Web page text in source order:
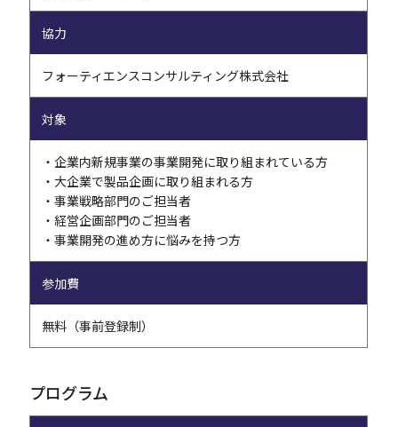
協力
フォーティエンスコンサルティング株式会社
対象
・企業内新規事業の事業開発に取り組まれている方
・大企業で製品企画に取り組まれる方
・事業戦略部門のご担当者
・経営企画部門のご担当者
・事業開発の進め方に悩みを持つ方
参加費
無料（事前登録制）
プログラム